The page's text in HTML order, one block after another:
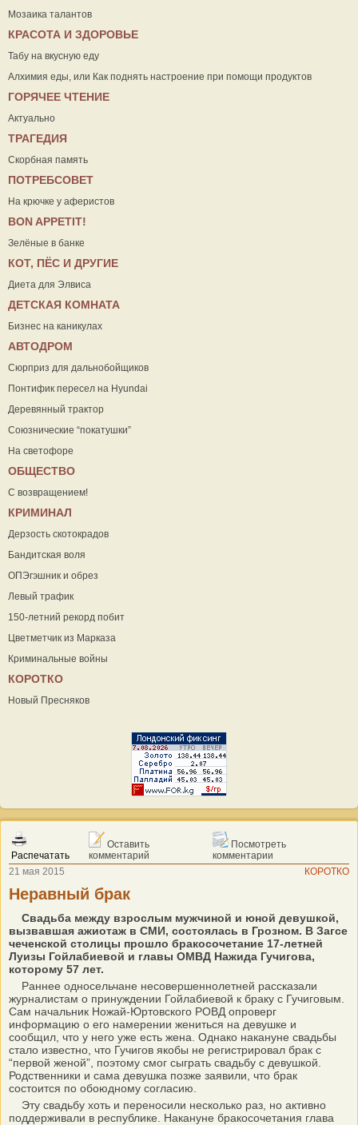
Мозаика талантов
КРАСОТА И ЗДОРОВЬЕ
Табу на вкусную еду
Алхимия еды, или Как поднять настроение при помощи продуктов
ГОРЯЧЕЕ ЧТЕНИЕ
Актуально
ТРАГЕДИЯ
Скорбная память
ПОТРЕБСОВЕТ
На крючке у аферистов
ВON APPETIT!
Зелёные в банке
КОТ, ПЁС И ДРУГИЕ
Диета для Элвиса
ДЕТСКАЯ КОМНАТА
Бизнес на каникулах
АВТОДРОМ
Сюрприз для дальнобойщиков
Понтифик пересел на Hyundai
Деревянный трактор
Союзнические “покатушки”
На светофоре
ОБЩЕСТВО
С возвращением!
КРИМИНАЛ
Дерзость скотокрадов
Бандитская воля
ОПЭгэшник и обрез
Левый трафик
150-летний рекорд побит
Цветметчик из Марказа
Криминальные войны
КОРОТКО
Новый Пресняков
Распечатать
Оставить
комментарий
Посмотреть
комментарии
21 мая 2015
КОРОТКО
Неравный брак
Свадьба между взрослым мужчиной и юной девушкой,
вызвавшая ажиотаж в СМИ, состоялась в Грозном. В Загсе
чеченской столицы прошло бракосочетание 17-летней
Луизы Гойлабиевой и главы ОМВД Нажида Гучигова,
которому 57 лет.
Раннее односельчане несовершеннолетней рассказали
журналистам о принуждении Гойлабиевой к браку с Гучиговым.
Сам начальник Ножай-Юртовского РОВД опроверг
информацию о его намерении жениться на девушке и
сообщил, что у него уже есть жена. Однако накануне свадьбы
стало известно, что Гучигов якобы не регистрировал брак с
“первой женой”, поэтому смог сыграть свадьбу с девушкой.
Родственники и сама девушка позже заявили, что брак
состоится по обоюдному согласию.
Эту свадьбу хоть и переносили несколько раз, но активно
поддерживали в республике. Накануне бракосочетания глава